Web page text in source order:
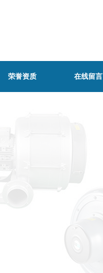
荣誉资质 在线留言